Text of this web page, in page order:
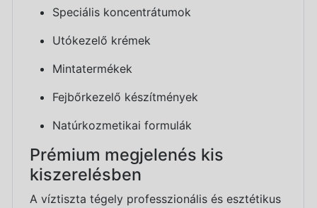
Speciális koncentrátumok
Utókezelő krémek
Mintatermékek
Fejbőrkezelő készítmények
Natúrkozmetikai formulák
Prémium megjelenés kis
kiszerelésben
A víztiszta tégely professzionális és esztétikus